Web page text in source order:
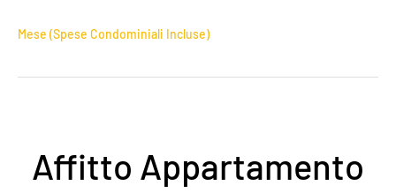
Mese (Spese Condominiali Incluse)
Affitto Appartamento